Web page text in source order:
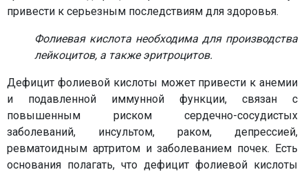
привести к серьезным последствиям для здоровья.
Фолиевая кислота необходима для производства
лейкоцитов, а также эритроцитов.
Дефицит фолиевой кислоты может привести к анемии
и подавленной иммунной функции, связан с
повышенным риском сердечно-сосудистых
заболеваний, инсультом, раком, депрессией,
ревматоидным артритом и заболеванием почек. Есть
основания полагать, что дефицит фолиевой кислоты